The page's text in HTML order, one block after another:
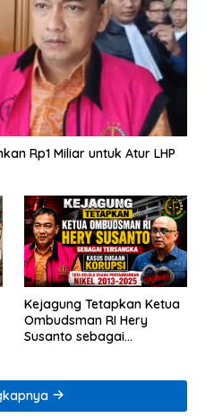
Rp1 Miliar untuk Atur LHP
Kejagung Tetapkan Ketua
Ombudsman RI Hery
Susanto sebagai
Tambang Nikel